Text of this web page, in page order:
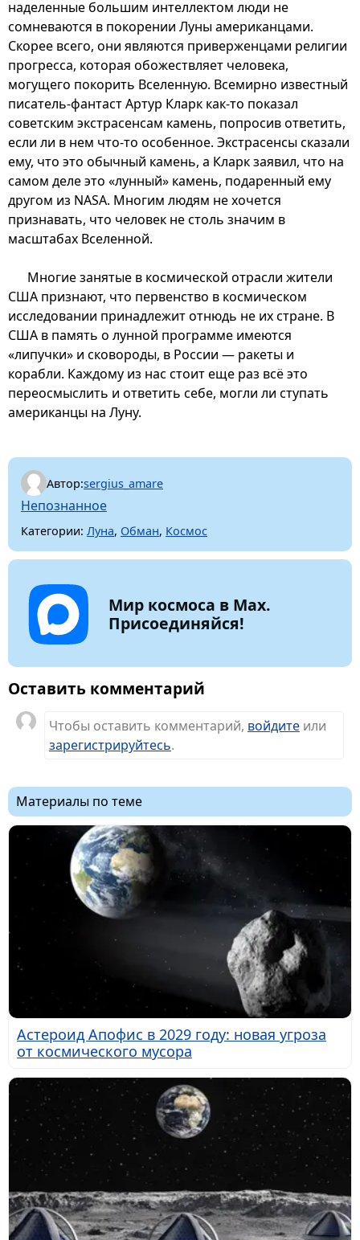
наделенные большим интеллектом люди не
сомневаются в покорении Луны американцами.
Скорее всего, они являются приверженцами религии
прогресса, которая обожествляет человека,
могущего покорить Вселенную. Всемирно известный
писатель-фантаст Артур Кларк как-то показал
советским экстрасенсам камень, попросив ответить,
если ли в нем что-то особенное. Экстрасенсы сказали
ему, что это обычный камень, а Кларк заявил, что на
самом деле это «лунный» камень, подаренный ему
другом из NASA. Многим людям не хочется
признавать, что человек не столь значим в
масштабах Вселенной.
Многие занятые в космической отрасли жители
США признают, что первенство в космическом
исследовании принадлежит отнюдь не их стране. В
США в память о лунной программе имеются
«липучки» и сковороды, в России — ракеты и
корабли. Каждому из нас стоит еще раз всё это
переосмыслить и ответить себе, могли ли ступать
американцы на Луну.
Автор:sergius_amare
Непознанное
Категории: Луна, Обман, Космос
Мир космоса в Max.
Присоединяйся!
Оставить комментарий
Чтобы оставить комментарий, войдите или
зарегистрируйтесь.
Материалы по теме
Астероид Апофис в 2029 году: новая угроза
от космического мусора